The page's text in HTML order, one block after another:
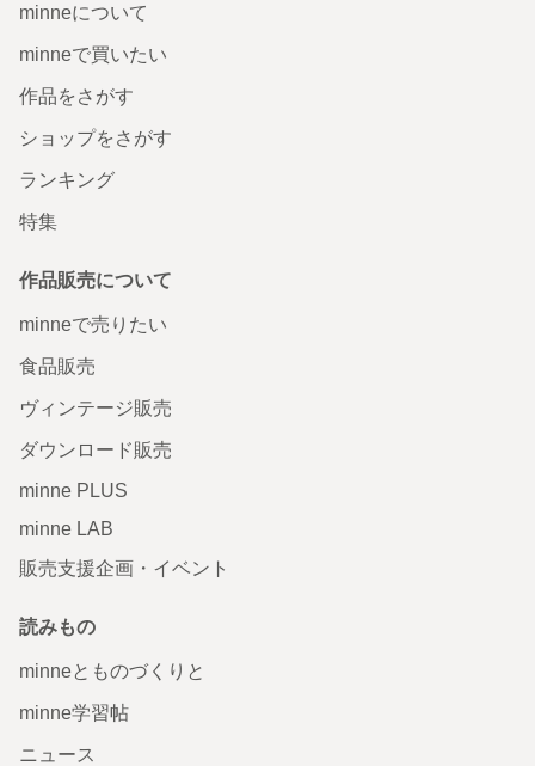
minneについて
minneで買いたい
作品をさがす
ショップをさがす
ランキング
特集
作品販売について
minneで売りたい
食品販売
ヴィンテージ販売
ダウンロード販売
minne PLUS
minne LAB
販売支援企画・イベント
読みもの
minneとものづくりと
minne学習帖
ニュース